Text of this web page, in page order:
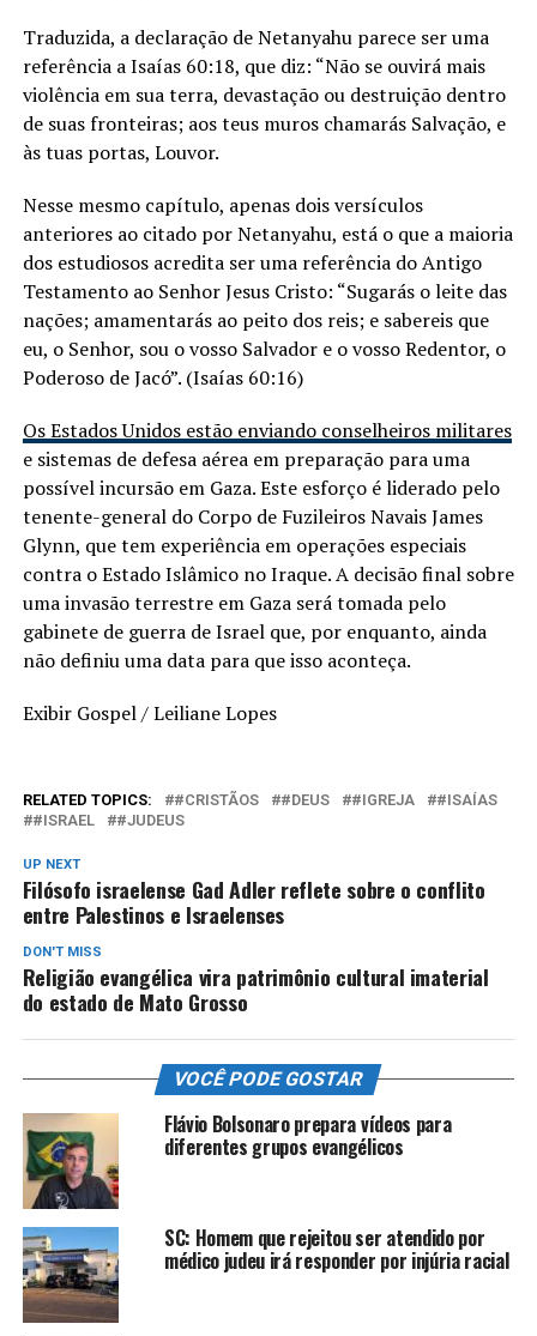
Traduzida, a declaração de Netanyahu parece ser uma
referência a Isaías 60:18, que diz: “Não se ouvirá mais
violência em sua terra, devastação ou destruição dentro
de suas fronteiras; aos teus muros chamarás Salvação, e
às tuas portas, Louvor.
Nesse mesmo capítulo, apenas dois versículos
anteriores ao citado por Netanyahu, está o que a maioria
dos estudiosos acredita ser uma referência do Antigo
Testamento ao Senhor Jesus Cristo: “Sugarás o leite das
nações; amamentarás ao peito dos reis; e sabereis que
eu, o Senhor, sou o vosso Salvador e o vosso Redentor, o
Poderoso de Jacó”. (Isaías 60:16)
Os Estados Unidos estão enviando conselheiros militares
e sistemas de defesa aérea em preparação para uma
possível incursão em Gaza. Este esforço é liderado pelo
tenente-general do Corpo de Fuzileiros Navais James
Glynn, que tem experiência em operações especiais
contra o Estado Islâmico no Iraque. A decisão final sobre
uma invasão terrestre em Gaza será tomada pelo
gabinete de guerra de Israel que, por enquanto, ainda
não definiu uma data para que isso aconteça.
Exibir Gospel / Leiliane Lopes
RELATED TOPICS: #CRISTÃOS #DEUS #IGREJA
#ISAÍAS
#ISRAEL
#JUDEUS
UP NEXT
Filósofo israelense Gad Adler reflete sobre o conflito
entre Palestinos e Israelenses
DON'T MISS
Religião evangélica vira patrimônio cultural imaterial
do estado de Mato Grosso
VOCÊ PODE GOSTAR
Flávio Bolsonaro prepara vídeos para
diferentes grupos evangélicos
SC: Homem que rejeitou ser atendido por
médico judeu irá responder por injúria racial